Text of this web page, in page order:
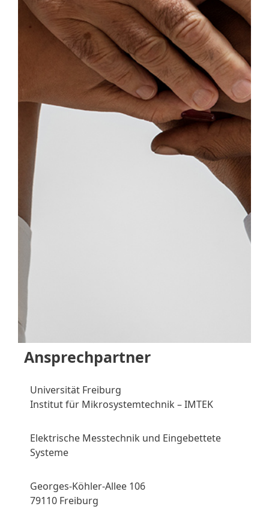
Ansprechpartner
Universität Freiburg
Institut für Mikrosystemtechnik – IMTEK
Elektrische Messtechnik und Eingebettete
Systeme
Georges-Köhler-Allee 106
79110 Freiburg